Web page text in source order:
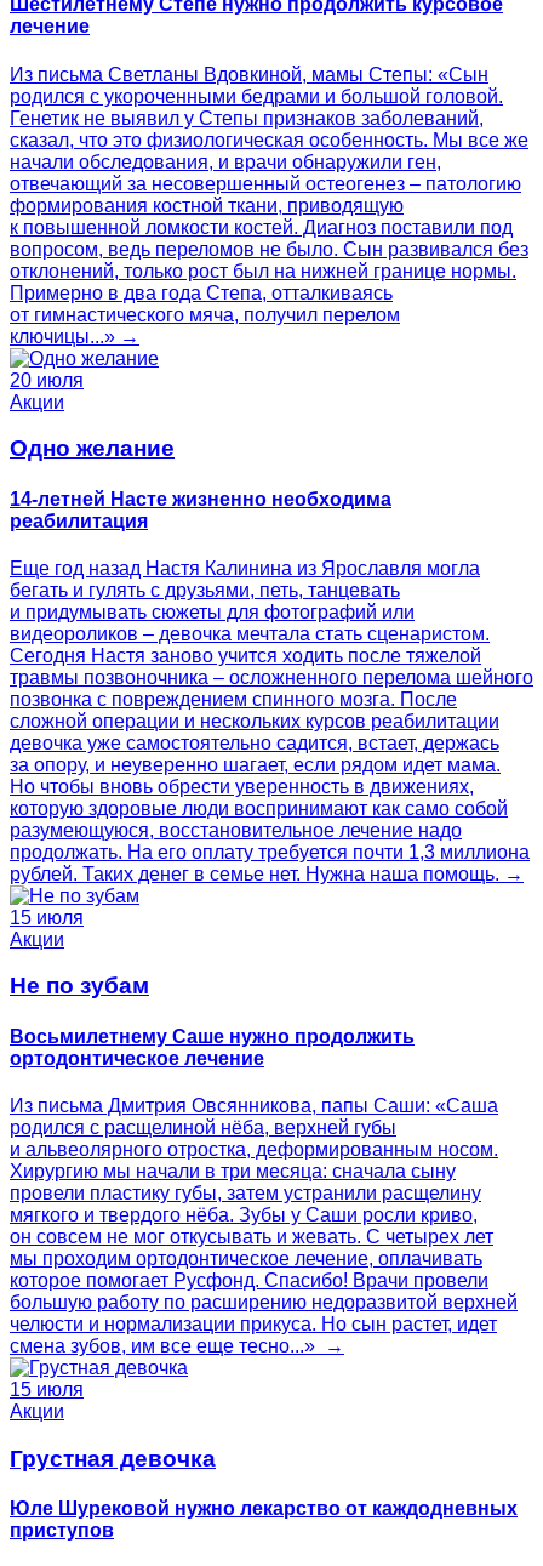
Шестилетнему Степе нужно продолжить курсовое
лечение
Из письма Светланы Вдовкиной, мамы Степы: «Сын
родился с укороченными бедрами и большой головой.
Генетик не выявил у Степы признаков заболеваний,
сказал, что это физиологическая особенность. Мы все же
начали обследования, и врачи обнаружили ген,
отвечающий за несовершенный остеогенез – патологию
формирования костной ткани, приводящую
к повышенной ломкости костей. Диагноз поставили под
вопросом, ведь переломов не было. Сын развивался без
отклонений, только рост был на нижней границе нормы.
Примерно в два года Степа, отталкиваясь
от гимнастического мяча, получил перелом
ключицы...» →
20 июля
Акции
Одно желание
14-летней Насте жизненно необходима
реабилитация
Еще год назад Настя Калинина из Ярославля могла
бегать и гулять с друзьями, петь, танцевать
и придумывать сюжеты для фотографий или
видеороликов – девочка мечтала стать сценаристом.
Сегодня Настя заново учится ходить после тяжелой
травмы позвоночника – осложненного перелома шейного
позвонка с повреждением спинного мозга. После
сложной операции и нескольких курсов реабилитации
девочка уже самостоятельно садится, встает, держась
за опору, и неуверенно шагает, если рядом идет мама.
Но чтобы вновь обрести уверенность в движениях,
которую здоровые люди воспринимают как само собой
разумеющуюся, восстановительное лечение надо
продолжать. На его оплату требуется почти 1,3 миллиона
рублей. Таких денег в семье нет. Нужна наша помощь. →
15 июля
Акции
Не по зубам
Восьмилетнему Саше нужно продолжить
ортодонтическое лечение
Из письма Дмитрия Овсянникова, папы Саши: «Саша
родился с расщелиной нёба, верхней губы
и альвеолярного отростка, деформированным носом.
Хирургию мы начали в три месяца: сначала сыну
провели пластику губы, затем устранили расщелину
мягкого и твердого нёба. Зубы у Саши росли криво,
он совсем не мог откусывать и жевать. С четырех лет
мы проходим ортодонтическое лечение, оплачивать
которое помогает Русфонд. Спасибо! Врачи провели
большую работу по расширению недоразвитой верхней
челюсти и нормализации прикуса. Но сын растет, идет
смена зубов, им все еще тесно...» →
15 июля
Акции
Грустная девочка
Юле Шурековой нужно лекарство от каждодневных
приступов